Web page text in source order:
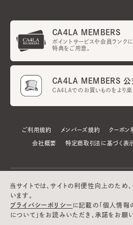
CA4LA MEMBERS
ポイントサービスや会員ランク
特典をご用意。
CA4LA MEMBERS 公
CA4LAでのお買いものをより楽
ご利用規約 メンバーズ規約 クーポン
会社概要 特定商取引法に基づく表
当サイトでは、サイトの利便性向上のため
います。
プライバシーポリシー に記載の「個人情報
について」をお読みいただき、承諾をお願